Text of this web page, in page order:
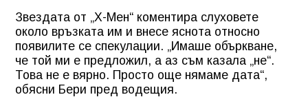
Звездата от „Х-Мен“ коментира слуховете
около връзката им и внесе яснота относно
появилите се спекулации. „Имаше объркване,
че той ми е предложил, а аз съм казала „не“.
Това не е вярно. Просто още нямаме дата“,
обясни Бери пред водещия.